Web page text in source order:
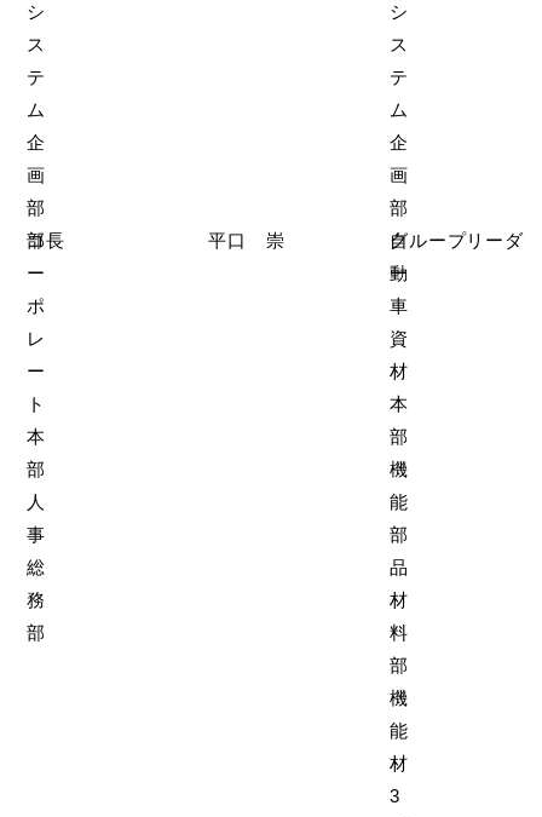
シ
ス
テ
ム
企
画
部
シ
ス
テ
ム
企
画
部
コ
ー
ポ
レ
ー
ト
本
部
人
事
総
務
部
部長 平口 崇
自
動
車
資
材
本
部
機
能
部
品
材
料
部
機
能
材
3
グループリーダ
ー